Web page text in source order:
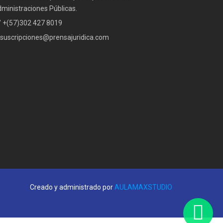
Públicas.
+(57)302 427 8019
suscripciones@prensajuridica.com
Creado y administrado porAULAMAXSTUDIO